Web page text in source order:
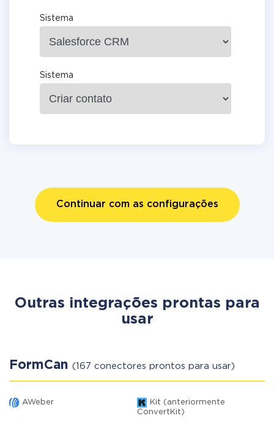
Sistema
Sistema
Continuar com as configurações
Outras integrações prontas para
usar
FormCan (167 conectores prontos para usar)
AWeber
Kit (anteriormente
ConvertKit)